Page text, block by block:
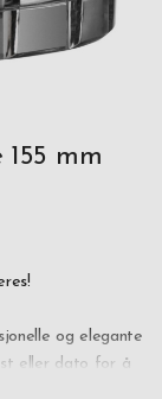
mm
og elegante
eller dato for å